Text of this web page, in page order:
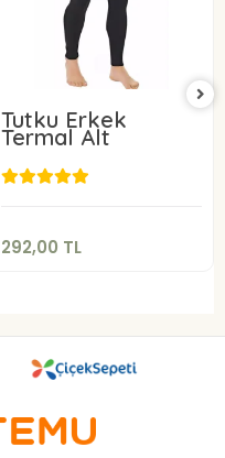
Tutku Erkek
Termal Alt
292,00 TL
292,00 TL